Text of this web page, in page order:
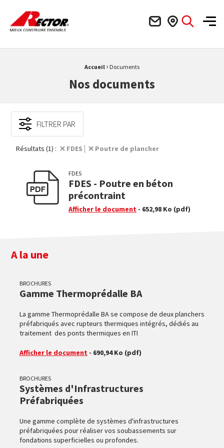
Rector Mieux construire ensemble
Accueil › Documents
Nos documents
FILTRER PAR
Résultats (1) : FDES Poutre de plancher
FDES
FDES - Poutre en béton
précontraint
Afficher le document - 652,98 Ko (pdf)
A la une
BROCHURES
Gamme Thermoprédalle BA
La gamme Thermoprédalle BA se compose de deux planchers
préfabriqués avec rupteurs thermiques intégrés, dédiés au
traitement des ponts thermiques en ITI
Afficher le document - 690,94 Ko (pdf)
BROCHURES
Systèmes d'Infrastructures
Préfabriquées
Une gamme complète de systèmes d'infrastructures
préfabriquées pour réaliser vos soubassements sur
fondations superficielles ou profondes.